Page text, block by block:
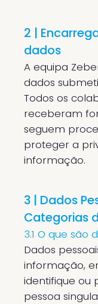
2 |
dados
A equipa
dados
Todos os
receberam
seguem
proteger a
informação.
3 | Dados
Categorias
3.1 O que são
Dados
informação,
identifique ou
pessoa